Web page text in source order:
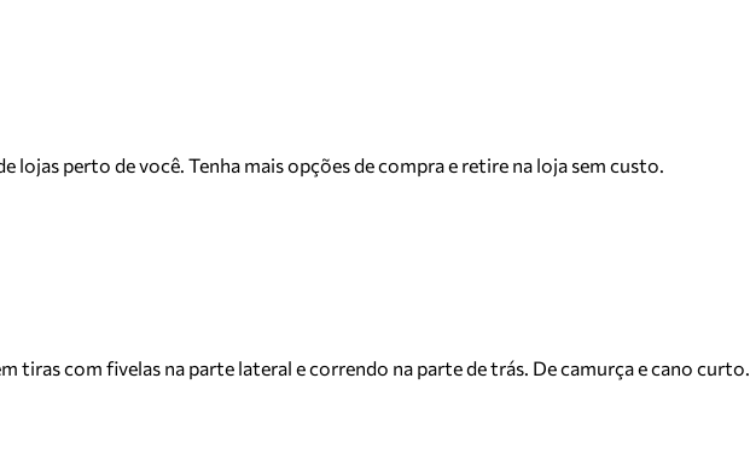
lojas perto de você. Tenha mais opções de compra e retire na loja sem custo.
tiras com fivelas na parte lateral e correndo na parte de trás. De camurça e cano curto.